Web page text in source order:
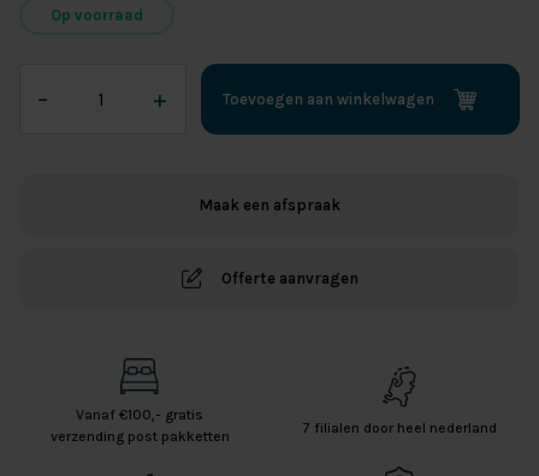
Op voorraad
–
72
+ Toevoegen aan winkelwagen
Maak een afspraak
Offerte aanvragen
Vanaf €100,- gratis
verzending post pakketten
7 filialen door heel nederland